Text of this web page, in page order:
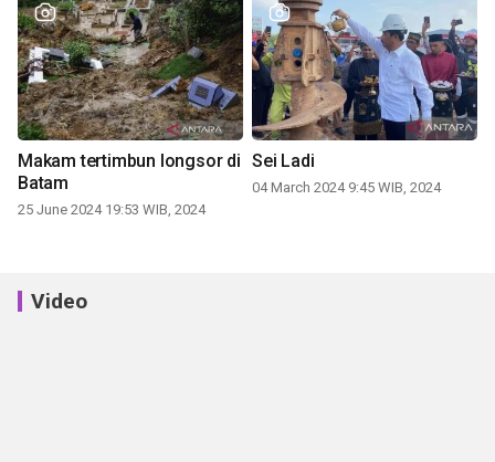
Makam tertimbun longsor di
Batam
25 June 2024 19:53 WIB, 2024
Sei Ladi
04 March 2024 9:45 WIB, 2024
Video